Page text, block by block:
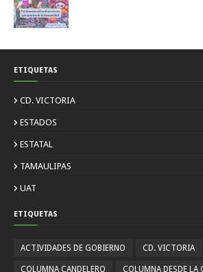
ETIQUETAS
CD. VICTORIA
ESTADOS
ESTATAL
TAMAULIPAS
UAT
ETIQUETAS
ACTIVIDADES DE GOBIERNO CD. VICTORIA
COLUMNA CANDELERO COLUMNA DESDE LA